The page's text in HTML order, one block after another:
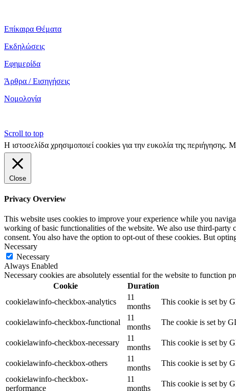
Επίκαιρα Θέματα
Εκδηλώσεις
Εφημερίδα
Άρθρα / Εισηγήσεις
Νομολογία
Scroll to top
Η ιστοσελίδα χρησιμοποιεί cookies για την ευκολία της
Close
Privacy Overview
This website uses cookies to improve your experience while you
working of basic functionalities of the website. We also use third-
consent. You also have the option to opt-out of these cookies. But
Necessary
Necessary
Always Enabled
Necessary cookies are absolutely essential for the website to function
Cookie
Duration
cookielawinfo-checkbox-analytics
11
months
This cookie is set by
cookielawinfo-checkbox-functional
11
months
The cookie is set by
cookielawinfo-checkbox-necessary
11
months
This cookie is set by
cookielawinfo-checkbox-others
11
months
This cookie is set by
cookielawinfo-checkbox-
performance
11
months
This cookie is set by